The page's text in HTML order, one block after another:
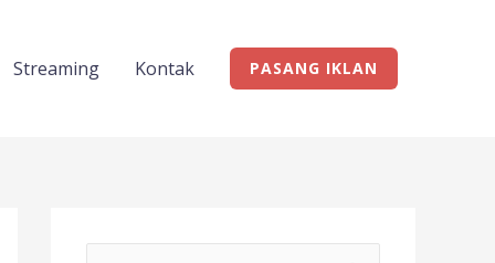
Streaming Kontak PASANG IKLAN